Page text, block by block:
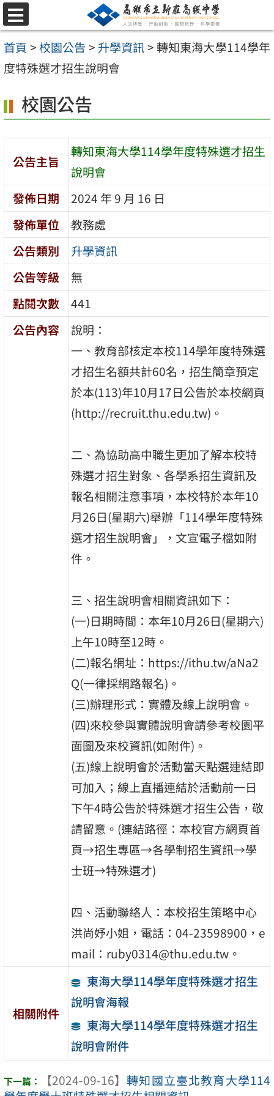
跳
至
主
要
容
區
選
單
首頁 >校園公告 > 升學資訊>轉知東海大學114學年
度特殊選才招生說明會
校園公告
公告主旨
轉知東海大學114學年度特殊選才招生
說明會
發佈日期
2024 年 9 月 16 日
發佈單位
教務處
公告類別
升學資訊
公告等級
無
點閱次數
441
公告內容
說明：
一、教育部核定本校114學年度特殊選
才招生名額共計60名，招生簡章預定
於本(113)年10月17日公告於本校網頁
(http://recruit.thu.edu.tw)。
二、為協助高中職生更加了解本校特
殊選才招生對象、各學系招生資訊及
報名相關注意事項，本校特於本年10
月26日(星期六)舉辦「114學年度特殊
選才招生說明會」，文宣電子檔如附
件。
三、招生說明會相關資訊如下：
(一)日期時間：本年10月26日(星期六)
上午10時至12時。
(二)報名網址：https://ithu.tw/aNa2
Q(一律採網路報名)。
(三)辦理形式：實體及線上說明會。
(四)來校參與實體說明會請參考校園平
面圖及來校資訊(如附件)。
(五)線上說明會於活動當天點選連結即
可加入；線上直播連結於活動前一日
下午4時公告於特殊選才招生公告，敬
請留意。(連結路徑：本校官方網頁首
頁→招生專區→各學制招生資訊→學
士班→特殊選才)
四、活動聯絡人：本校招生策略中心
洪尚妤小姐，電話：04-23598900，e
mail：ruby0314@thu.edu.tw。
相關附件
東海大學114學年度特殊選才招生
說明會海報
東海大學114學年度特殊選才招生
說明會附件
【2024-09-16】 轉知國立臺北教育大學114